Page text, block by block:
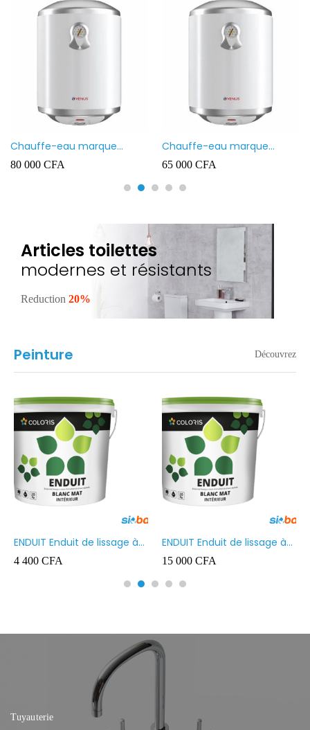
Chauffe-eau marque
VENUS 80L
80 000 CFA
Chauffe-eau marque
VENUS 50L
65 000 CFA
Articles toilettes
modernes et résistants
Reduction 20%
Peinture Découvrez
ENDUIT Enduit de lissage à
base d’émulsion en phase
aqueuse 5kg
4 400 CFA
ENDUIT Enduit de lissage à
base d’émulsion en phase
aqueuse 20kg
15 000 CFA
Tuyauterie